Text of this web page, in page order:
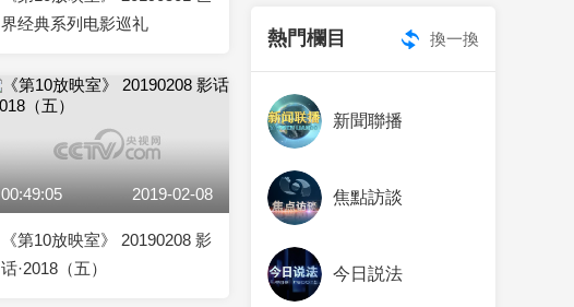
界经典系列电影巡礼
00:49:05 2019-02-08
《第10放映室》 20190208 影
话·2018（五）
熱門欄目
新聞聯播
焦點訪談
今日説法
換一換